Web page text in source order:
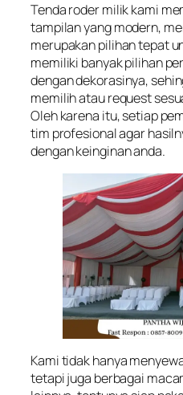
Tenda roder milik kami
tampilan yang modern,
merupakan pilihan tepat
memiliki banyak pilihan
dengan dekorasinya,
memilih atau request
Oleh karena itu, setiap
tim profesional agar
dengan keinginan anda.
Kami tidak hanya
tetapi juga berbagai